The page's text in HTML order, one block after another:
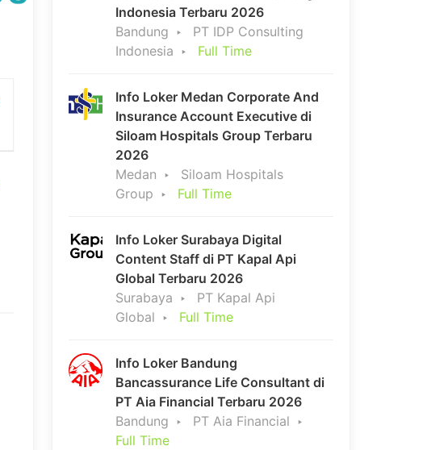
Indonesia Terbaru 2026
Bandung
PT IDP Consulting
Indonesia
Full Time
Info Loker Medan Corporate And
Insurance Account Executive di
Siloam Hospitals Group Terbaru
2026
Medan
Siloam Hospitals
Group
Full Time
Info Loker Surabaya Digital
Content Staff di PT Kapal Api
Global Terbaru 2026
Surabaya
PT Kapal Api
Global
Full Time
Info Loker Bandung
Bancassurance Life Consultant di
PT Aia Financial Terbaru 2026
Bandung
PT Aia Financial
Full Time